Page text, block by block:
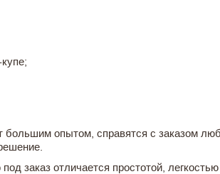
опытом, справятся с заказом
заказ отличается простотой,